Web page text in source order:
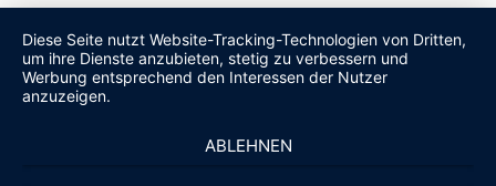
Diese Seite nutzt Website-Tracking-Technologien von Dritten,
um ihre Dienste anzubieten, stetig zu verbessern und
Werbung entsprechend den Interessen der Nutzer
anzuzeigen.
ABLEHNEN